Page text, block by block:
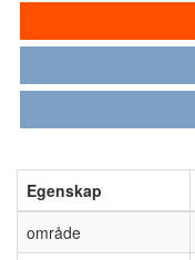
Egenskap
område